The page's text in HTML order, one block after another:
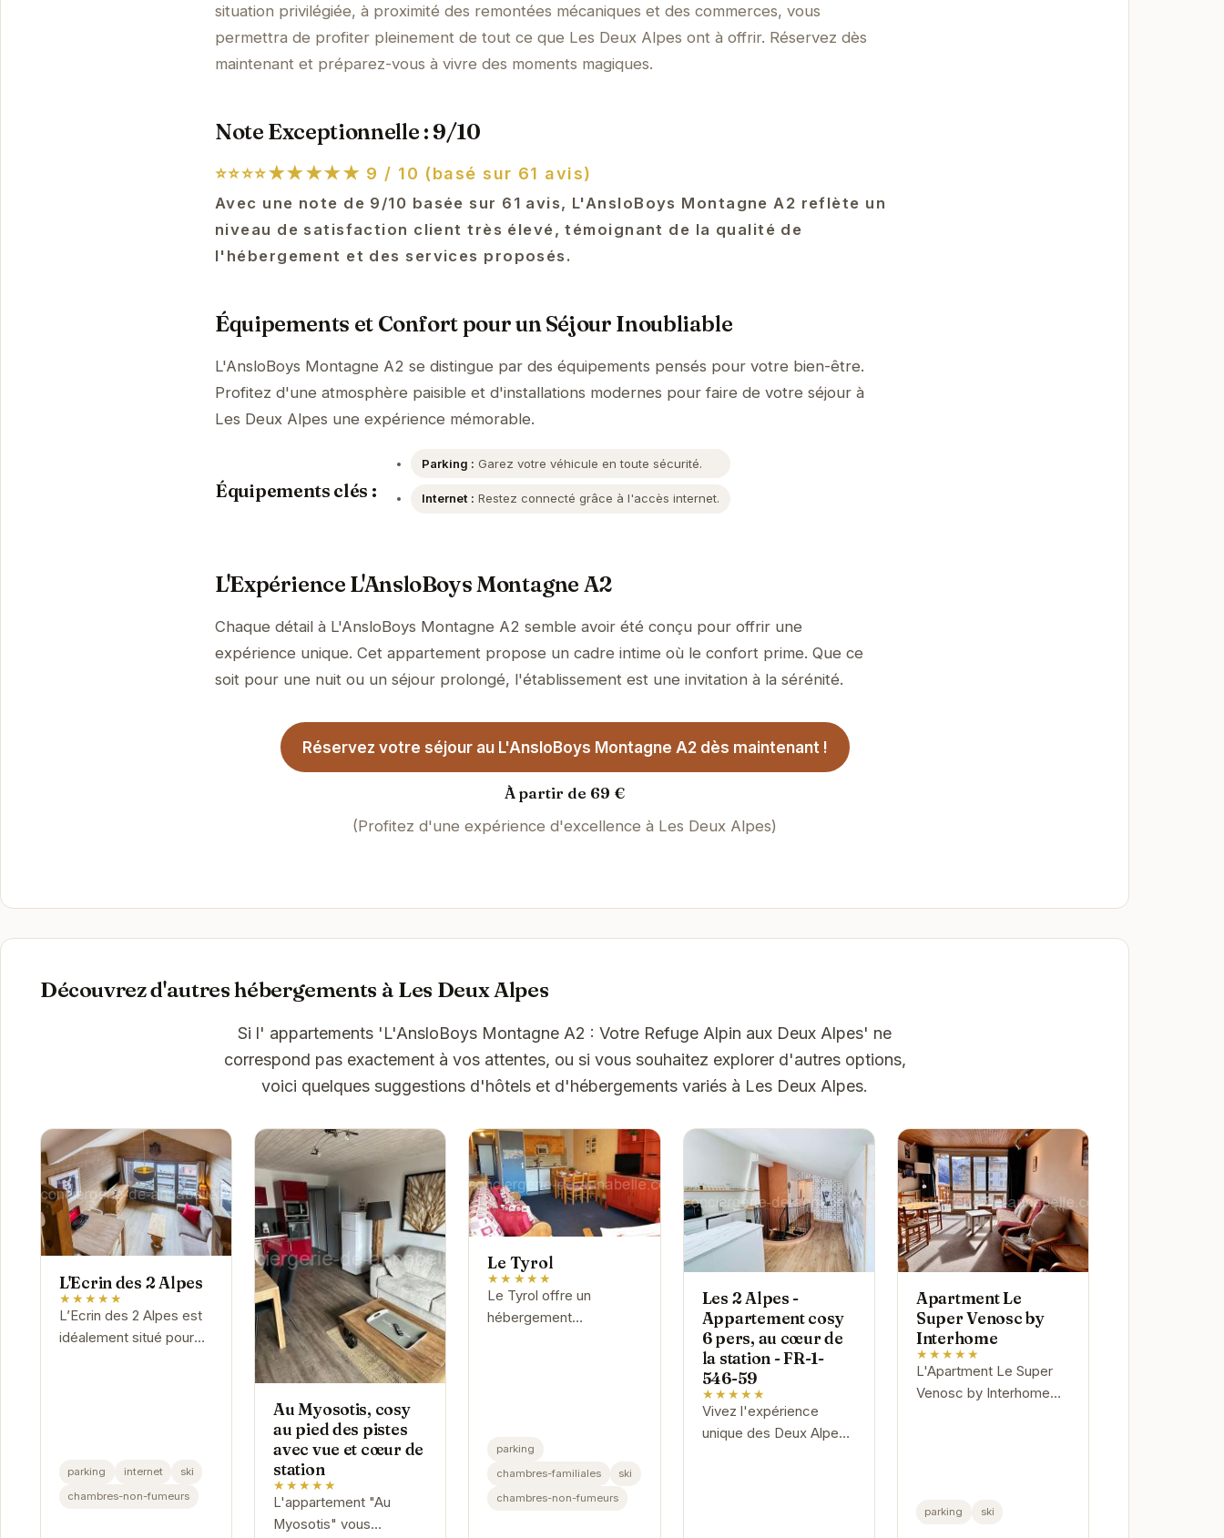
situation privilégiée, à proximité des remontées mécaniques et des commerces, vous
permettra de profiter pleinement de tout ce que Les Deux Alpes ont à offrir. Réservez dès
maintenant et préparez-vous à vivre des moments magiques.
Note Exceptionnelle : 9/10
⭐⭐⭐⭐★★★★★ 9 / 10 (basé sur 61 avis)
Avec une note de 9/10 basée sur 61 avis, L'AnsloBoys Montagne A2 reflète un
niveau de satisfaction client très élevé, témoignant de la qualité de
l'hébergement et des services proposés.
Équipements et Confort pour un Séjour Inoubliable
L'AnsloBoys Montagne A2 se distingue par des équipements pensés pour votre bien-être.
Profitez d'une atmosphère paisible et d'installations modernes pour faire de votre séjour à
Les Deux Alpes une expérience mémorable.
Équipements clés :
Parking : Garez votre véhicule en toute sécurité.
Internet : Restez connecté grâce à l'accès internet.
L'Expérience L'AnsloBoys Montagne A2
Chaque détail à L'AnsloBoys Montagne A2 semble avoir été conçu pour offrir une
expérience unique. Cet appartement propose un cadre intime où le confort prime. Que ce
soit pour une nuit ou un séjour prolongé, l'établissement est une invitation à la sérénité.
Réservez votre séjour au L'AnsloBoys Montagne A2 dès maintenant !
À partir de 69 €
(Profitez d'une expérience d'excellence à Les Deux Alpes)
Découvrez d'autres hébergements à Les Deux Alpes
Si l' appartements 'L'AnsloBoys Montagne A2 : Votre Refuge Alpin aux Deux Alpes' ne
correspond pas exactement à vos attentes, ou si vous souhaitez explorer d'autres options,
voici quelques suggestions d'hôtels et d'hébergements variés à Les Deux Alpes.
L'Ecrin des 2 Alpes
★★★★★
L’Ecrin des 2 Alpes est
idéalement situé pour
parking internet
ski
chambres-non-fumeurs
Au Myosotis, cosy
au pied des pistes
avec vue et cœur de
station
★★★★★
L'appartement "Au
Myosotis" vous
Le Tyrol
★★★★★
Le Tyrol offre un
hébergement
constitue le...
parking
chambres-familiales
ski
chambres-non-fumeurs
Les 2 Alpes -
Appartement cosy
6 pers, au cœur de
la station - FR-1-
546-59
★★★★★
Vivez l'expérience
unique des Deux Alpes
Apartment Le
Super Venosc by
Interhome
★★★★★
L'Apartment Le Super
Venosc by Interhome
parking ski